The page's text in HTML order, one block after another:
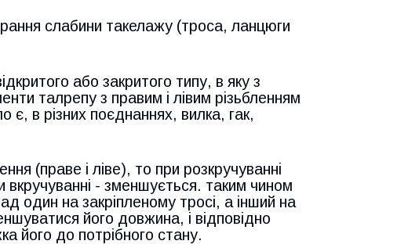
слабини такелажу (троса, ланцюги
або закритого типу, в яку з
талрепу з правим і лівим різьбленням
є, в різних поєднаннях, вилка, гак,
(праве і ліве), то при розкручуванні
- зменшується. таким чином
один на закріпленому тросі, а інший на
його довжина, і відповідно
його до потрібного стану.